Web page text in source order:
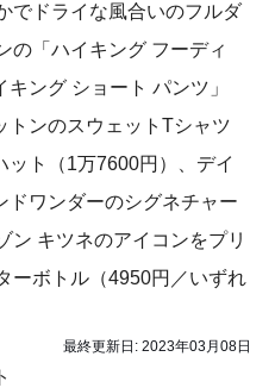
でドライな風合いのフルダ
の「ハイキング フーディ
ング ショート パンツ」
トンのスウェットTシャツ
ット（1万7600円）、デイ
ドワンダーのシグネチャー
ン キツネのアイコンをプリ
ーボトル（4950円／いずれ
最終更新日: 2023年03月08日